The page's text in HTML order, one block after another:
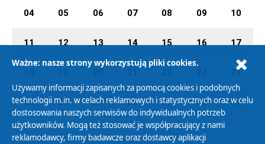
04 05 06 07 08 09 10
11 12 13 14 15 16 17
24
25 26 27 28 29 30 31
Ważne: nasze strony wykorzystują pliki cookies.
Używamy informacji zapisanych za pomocą cookies i podobnych
technologii m.in. w celach reklamowych i statystycznych oraz w celu
dostosowania naszych serwisów do indywidualnych potrzeb
użytkowników. Mogą też stosować je współpracujący z nami
reklamodawcy, firmy badawcze oraz dostawcy aplikacji